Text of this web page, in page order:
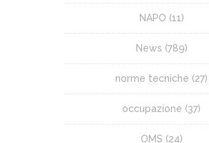
NAPO (11)
News (789)
norme tecniche (27)
occupazione (37)
OMS (24)